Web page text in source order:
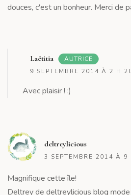
douces, c'est un bonheur. Merci de
Laëtitia
AUTRICE
9 SEPTEMBRE 2014 À 2 H
Avec plaisir ! :)
deltreylicious
3 SEPTEMBRE 2014 À 9
Magnifique cette île!
Deltrey de deltreylicious blog